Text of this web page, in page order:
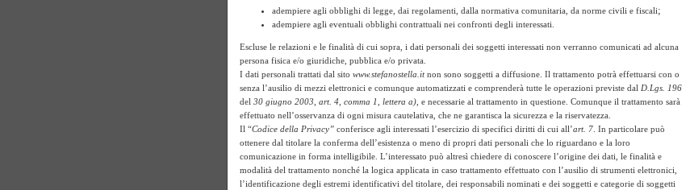
adempiere agli obblighi di legge, dai regolamenti, dalla normativa comunitaria, da norme civili e fiscali;
adempiere agli eventuali obblighi contrattuali nei confronti degli interessati.
Escluse le relazioni e le finalità di cui sopra, i dati personali dei soggetti interessati non verranno comunicati ad alcuna
persona fisica e/o giuridiche, pubblica e/o privata.
I dati personali trattati dal sito www.stefanostella.itnon sono soggetti a diffusione. Il trattamento potrà effettuarsi con o
senza l’ausilio di mezzi elettronici e comunque automatizzati e comprenderà tutte le operazioni previste dal D.Lgs. 196
del 30 giugno 2003 art. 4, comma 1, lettera a) , e necessarie al trattamento in questione. Comunque il trattamento sarà
effettuato nell’osservanza di ogni misura cautelativa, che ne garantisca la sicurezza e la riservatezza.
Il “Codice della Privacy” conferisce agli interessati l’esercizio di specifici diritti di cui all’art. 7 . In particolare può
ottenere dal titolare la conferma dell’esistenza o meno di propri dati personali che lo riguardano e la loro
comunicazione in forma intelligibile. L’interessato può altresì chiedere di conoscere l’origine dei dati, le finalità e
modalità del trattamento nonché la logica applicata in caso trattamento effettuato con l’ausilio di strumenti elettronici,
l’identificazione degli estremi identificativi del titolare, dei responsabili nominati e dei soggetti e categorie di soggetti